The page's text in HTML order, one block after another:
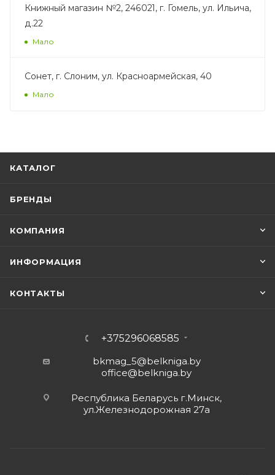
Книжный магазин №2, 246021, г. Гомель, ул. Ильича,
д.22
Мало
Сонет, г. Слоним, ул. Красноармейская, 40
Мало
КАТАЛОГ
БРЕНДЫ
КОМПАНИЯ
ИНФОРМАЦИЯ
КОНТАКТЫ
+375296068585
bkmag_5@belkniga.by
office@belkniga.by
Республика Беларусь г.Минск,
ул.Железнодорожная 27а